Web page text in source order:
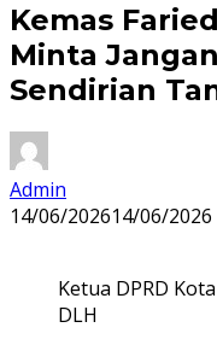
Kemas
Minta
Sendirian
Admin
14/06/202614/06/2026
Ketua DPRD
DLH